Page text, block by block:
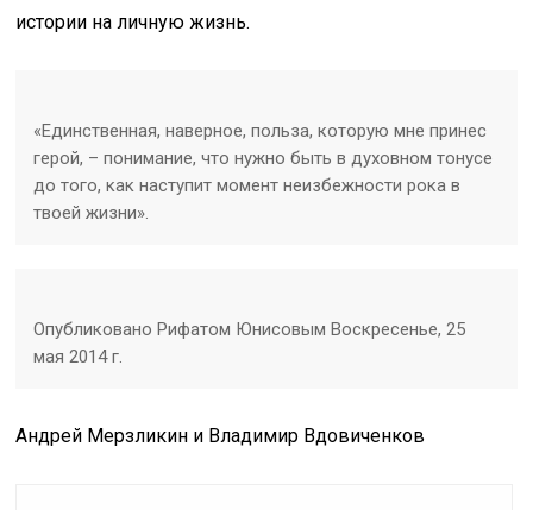
истории на личную жизнь.
«Единственная, наверное, польза, которую мне принес
герой, – понимание, что нужно быть в духовном тонусе
до того, как наступит момент неизбежности рока в
твоей жизни».
Опубликовано Рифатом Юнисовым Воскресенье, 25
мая 2014 г.
Андрей Мерзликин и Владимир Вдовиченков